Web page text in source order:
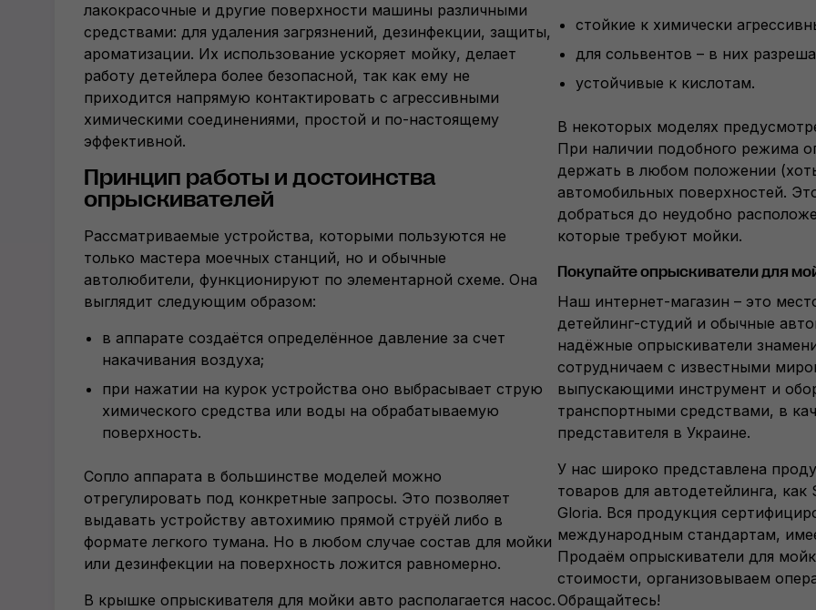
лакокрасочные и другие поверхности машины различными
средствами: для удаления загрязнений, дезинфекции, защиты,
ароматизации. Их использование ускоряет мойку, делает
работу детейлера более безопасной, так как ему не
приходится напрямую контактировать с агрессивными
химическими соединениями, простой и по-настоящему
эффективной.
Принцип работы и достоинства
опрыскивателей
Рассматриваемые устройства, которыми пользуются не
только мастера моечных станций, но и обычные
автолюбители, функционируют по элементарной схеме. Она
выглядит следующим образом:
в аппарате создаётся определённое давление за счет
накачивания воздуха;
при нажатии на курок устройства оно выбрасывает струю
химического средства или воды на обрабатываемую
поверхность.
Сопло аппарата в большинстве моделей можно
отрегулировать под конкретные запросы. Это позволяет
выдавать устройству автохимию прямой струёй либо в
формате легкого тумана. Но в любом случае состав для мойки
или дезинфекции на поверхность ложится равномерно.
В крышке опрыскивателя для мойки авто располагается насос.
стойкие к химически
для сольвентов – в них
устойчивые к кислотам.
В некоторых моделях
При наличии подобного режима
держать в любом положении
автомобильных поверхностей.
добраться до неудобно
которые требуют мойки.
Покупайте опрыскиватели для
Наш интернет-магазин – это
детейлинг-студий и обычные
надёжные опрыскиватели
сотрудничаем с известными
выпускающими инструмент и
транспортными средствами, в
представителя в Украине.
У нас широко представлена
товаров для автодетейлинга, как
Gloria. Вся продукция
международным стандартам,
Продаём опрыскиватели для
стоимости, организовываем
Обращайтесь!